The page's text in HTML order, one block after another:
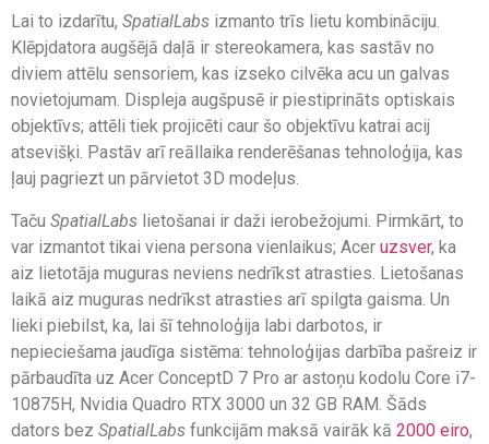
Lai to izdarītu, SpatialLabs izmanto trīs lietu kombināciju.
Klēpjdatora augšējā daļā ir stereokamera, kas sastāv no
diviem attēlu sensoriem, kas izseko cilvēka acu un galvas
novietojumam. Displeja augšpusē ir piestiprināts optiskais
objektīvs; attēli tiek projicēti caur šo objektīvu katrai acij
atsevišķi. Pastāv arī reāllaika renderēšanas tehnoloģija, kas
ļauj pagriezt un pārvietot 3D modeļus.
Taču SpatialLabs lietošanai ir daži ierobežojumi. Pirmkārt, to
var izmantot tikai viena persona vienlaikus; Acer uzsver, ka
aiz lietotāja muguras neviens nedrīkst atrasties. Lietošanas
laikā aiz muguras nedrīkst atrasties arī spilgta gaisma. Un
lieki piebilst, ka, lai šī tehnoloģija labi darbotos, ir
nepieciešama jaudīga sistēma: tehnoloģijas darbība pašreiz ir
pārbaudīta uz Acer ConceptD 7 Pro ar astoņu kodolu Core i7-
10875H, Nvidia Quadro RTX 3000 un 32 GB RAM. Šāds
dators bez SpatialLabs funkcijām maksā vairāk kā 2000 eiro,